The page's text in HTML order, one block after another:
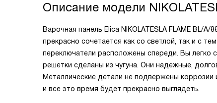
Описание модели
Варочная панель Elica NIKOLATESLA FLAME BL/
прекрасно сочетается как со светлой, так и с
переключатели расположены спереди. Вы легко
решетки сделаны из чугуна. Они надежные,
Металлические детали не подвержены
и все это время будет прекрасно выглядеть.